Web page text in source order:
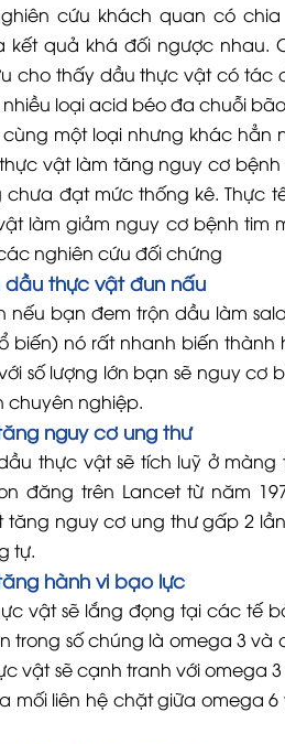
cứu khách quan có
kết quả khá đối ngược nhau.
cho thấy dầu thực vật có tác
loại acid béo đa chuỗi
một loại nhưng khác hẳn
vật làm tăng nguy cơ
chưa đạt mức thống kê. Thực
làm giảm nguy cơ bệnh tim
nghiên cứu đối chứng
dầu thực vật đun nấu
nếu bạn đem trộn dầu làm
biến) nó rất nhanh biến
số lượng lớn bạn sẽ nguy cơ
chuyên nghiệp.
nguy cơ ung thư
thực vật sẽ tích luỹ ở
đăng trên Lancet từ năm
nguy cơ ung thư gấp 2
tự.
hành vi bạo lực
vật sẽ lắng đọng tại các tế
trong số chúng là omega 3
vật sẽ cạnh tranh với omega
mối liên hệ chặt giữa omega